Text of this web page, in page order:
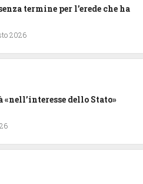
termine per l’erede che ha
2026
«nell’interesse dello Stato»